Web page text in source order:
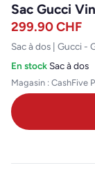
Sac Gucci
299.90CHF
Sac à dos | Gucci -
En stock·Sac à dos
Magasin : CashFive